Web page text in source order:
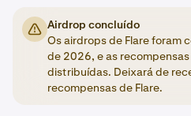
Airdrop concluído
Os airdrops de Flare foram
de 2026, e as
distribuídas. Deixará de
recompensas de Flare.